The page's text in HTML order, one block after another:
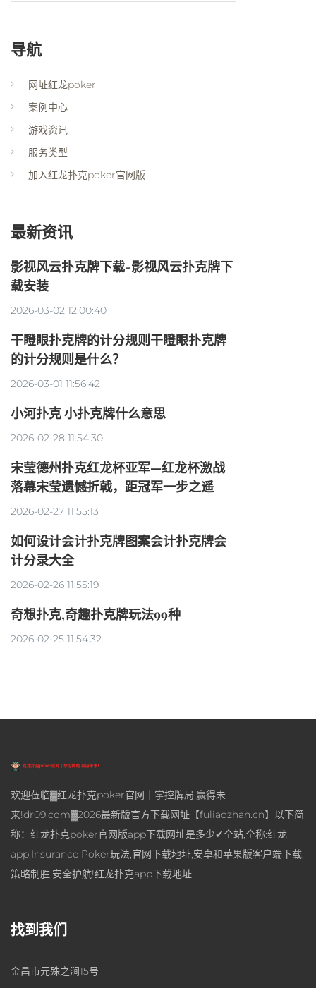
导航
网址红龙poker
案例中心
游戏资讯
服务类型
加入红龙扑克poker官网版
最新资讯
影视风云扑克牌下载-影视风云扑克牌下
载安装
2026-03-02 12:00:40
干瞪眼扑克牌的计分规则干瞪眼扑克牌
的计分规则是什么？
2026-03-01 11:56:42
小河扑克 小扑克牌什么意思
2026-02-28 11:54:30
宋莹德州扑克红龙杯亚军—红龙杯激战
落幕宋莹遗憾折戟，距冠军一步之遥
2026-02-27 11:55:13
如何设计会计扑克牌图案会计扑克牌会
计分录大全
2026-02-26 11:55:19
奇想扑克,奇趣扑克牌玩法99种
2026-02-25 11:54:32
欢迎莅临▓红龙扑克poker官网｜掌控牌局,赢得未
来!dr09.com▓2026最新版官方下载网址【fuliaozhan.cn】以下简
称：红龙扑克poker官网版app下载网址是多少✔全站,全称:红龙
app,Insurance Poker玩法,官网下载地址,安卓和苹果版客户端下载,
策略制胜,安全护航!红龙扑克app下载地址
找到我们
金昌市元殊之涧15号